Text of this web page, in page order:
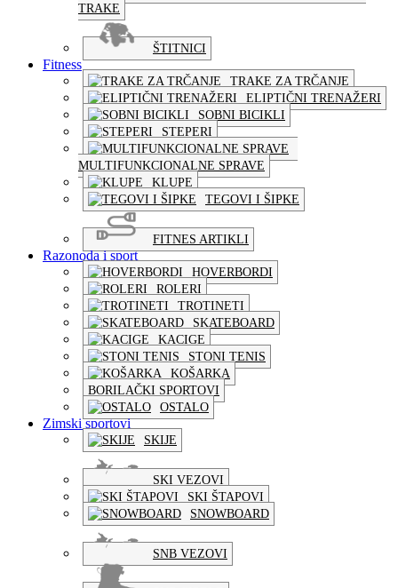
TRAKE
ŠTITNICI
Fitness
TRAKE ZA TRČANJE
ELIPTIČNI TRENAŽERI
SOBNI BICIKLI
STEPERI
MULTIFUNKCIONALNE SPRAVE
KLUPE
TEGOVI I ŠIPKE
FITNES ARTIKLI
Razonoda i sport
HOVERBORDI
ROLERI
TROTINETI
SKATEBOARD
KACIGE
STONI TENIS
KOŠARKA
BORILAČKI SPORTOVI
OSTALO
Zimski sportovi
SKIJE
SKI VEZOVI
SKI ŠTAPOVI
SNOWBOARD
SNB VEZOVI